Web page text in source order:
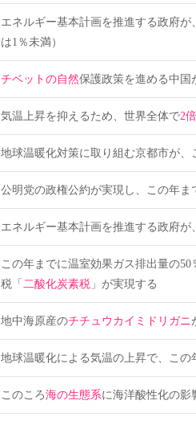
エネルギー基本計画を推進する政府
は1％未満）
チベットの自然保護政策を進める中国
気温上昇を抑えるため、世界全体で2
地球温暖化対策に取り組む京都市が、
公明党の政権公約が実現し、この年ま
エネルギー基本計画を推進する政府が
この年までに温室効果ガス排出量の
税「 二酸化炭素税 」が実現する
地中海原産のチチュウカイミドリガニ
地球温暖化による気温の上昇で、この
このころ海の生態系に海洋酸性化の影